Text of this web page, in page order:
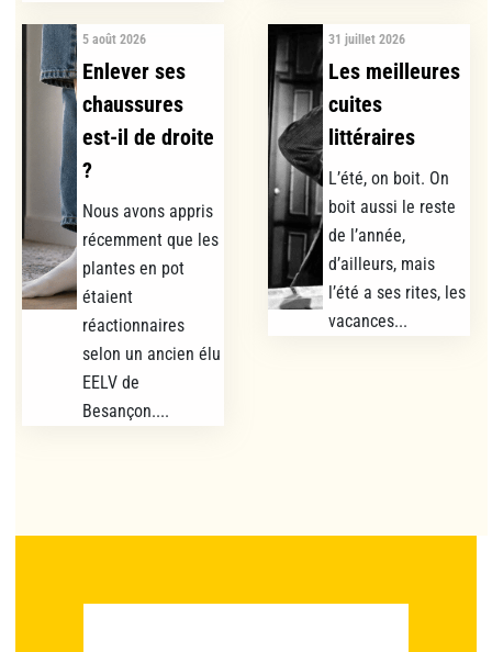
5 août 2026
Enlever ses
chaussures
est-il de droite
?
Nous avons appris
récemment que les
plantes en pot
étaient
réactionnaires
selon un ancien élu
EELV de
Besançon....
31 juillet 2026
Les meilleures
cuites
littéraires
L’été, on boit. On
boit aussi le reste
de l’année,
d’ailleurs, mais
l’été a ses rites, les
vacances...